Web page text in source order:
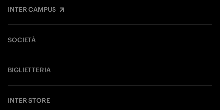
INTER CAMPUS
SOCIETÀ
BIGLIETTERIA
INTER STORE